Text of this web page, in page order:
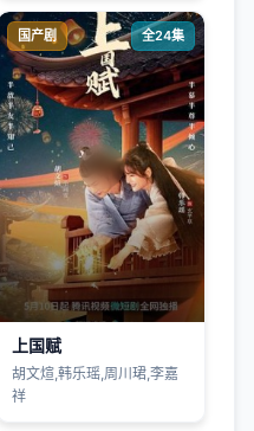
国产剧 全24集
上国赋
胡文煊,韩乐瑶,周川珺,李嘉
祥